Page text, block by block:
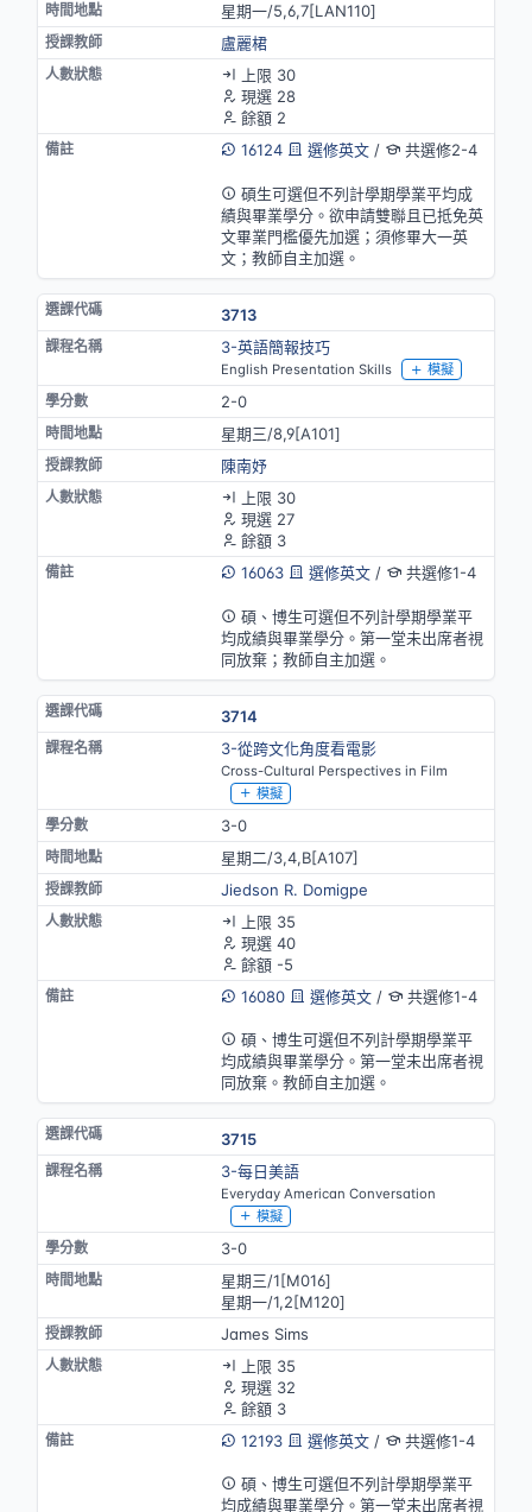
星期一/5,6,7[LAN110]
盧麗桾
上限 30
現選 28
餘額 2
16124
選修英文/ 共選修2-4
碩生可選但不列計學期學業平均成
績與畢業學分。欲申請雙聯且已抵免英
文畢業門檻優先加選；須修畢大一英
文；教師自主加選。
3713
3-英語簡報技巧
English Presentation Skills 模擬
2-0
星期三/8,9[A101]
陳南妤
上限 30
現選 27
餘額 3
16063
選修英文/ 共選修1-4
碩、博生可選但不列計學期學業平
均成績與畢業學分。第一堂未出席者視
同放棄；教師自主加選。
3714
3-從跨文化角度看電影
Cross-Cultural Perspectives in Film
模擬
3-0
星期二/3,4,B[A107]
Jiedson R. Domigpe
上限 35
現選 40
餘額 -5
16080
選修英文/ 共選修1-4
碩、博生可選但不列計學期學業平
均成績與畢業學分。第一堂未出席者視
同放棄。教師自主加選。
3715
3-每日美語
Everyday American Conversation
模擬
3-0
星期三/1[M016]
星期一/1,2[M120]
James Sims
上限 35
現選 32
餘額 3
12193
選修英文/ 共選修1-4
碩、博生可選但不列計學期學業平
均成績與畢業學分。第一堂未出席者視